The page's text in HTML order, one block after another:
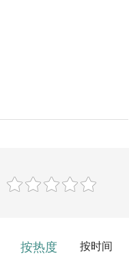
按热度 按时间